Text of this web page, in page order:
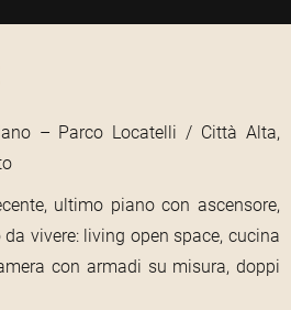
– Parco Locatelli / Città Alta,
ultimo piano con ascensore,
vivere: living open space, cucina
con armadi su misura, doppi